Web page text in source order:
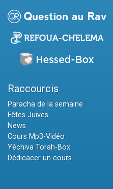
Raccourcis
Paracha de la semaine
Fêtes Juives
News
Cours Mp3-Vidéo
Yéchiva Torah-Box
Dédicacer un cours